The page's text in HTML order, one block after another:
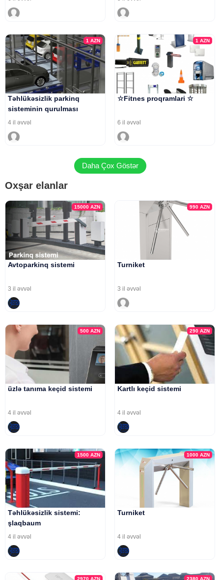
1AZN
Təhlükəsizlik parkinq
sisteminin qurulması
4 il əvvəl
1 AZN
☆Fitnes proqramlari ☆
6 il əvvəl
Daha Çox Göstər
Oxşar elanlar
15000AZN
Avtoparkinq sistemi
3 il əvvəl
990 AZN
Turniket
3 il əvvəl
500AZN
üzlə tanıma keçid sistemi
4 il əvvəl
290 AZN
Kartlı keçid sistemi
4 il əvvəl
1500AZN
Təhlükəsizlik sistemi:
şlaqbaum
4 il əvvəl
1000 AZN
Turniket
4 il əvvəl
2970AZN 2380 AZN